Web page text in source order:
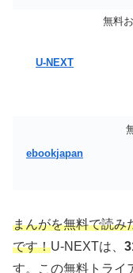
U-NEXT
無料
ebookjapan
まんがを無料で読み
です！U-NEXTは、
す。この無料トライ